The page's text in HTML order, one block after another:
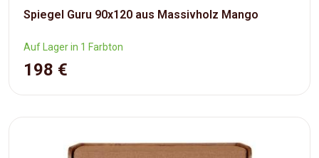
Spiegel Guru 90x120 aus Massivholz Mango
Auf Lager in 1 Farbton
198 €